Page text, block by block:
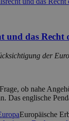
und das
der
ob nahe
Das englische
Europäische